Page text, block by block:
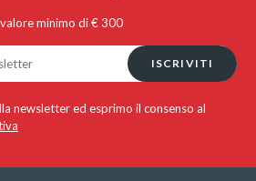
minimo di € 300
ISCRIVITI
newsletter ed esprimo il consenso al